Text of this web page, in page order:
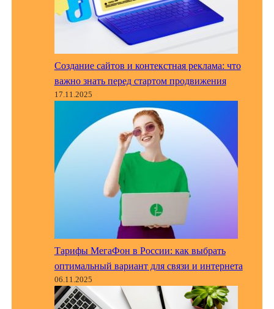
Создание сайтов и контекстная реклама: что
важно знать перед стартом продвижения
17.11.2025
Тарифы МегаФон в России: как выбрать
оптимальный вариант для связи и интернета
06.11.2025